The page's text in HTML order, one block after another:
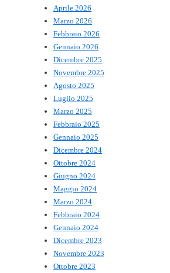
Aprile 2026
Marzo 2026
Febbraio 2026
Gennaio 2026
Dicembre 2025
Novembre 2025
Agosto 2025
Luglio 2025
Marzo 2025
Febbraio 2025
Gennaio 2025
Dicembre 2024
Ottobre 2024
Giugno 2024
Maggio 2024
Marzo 2024
Febbraio 2024
Gennaio 2024
Dicembre 2023
Novembre 2023
Ottobre 2023